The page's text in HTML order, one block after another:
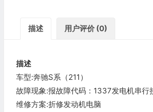
描述 用户评价 (0)
描述
车型:奔驰S系（211）
故障现象:报故障代码：1337发电机串行
维修方案:折修发动机电脑